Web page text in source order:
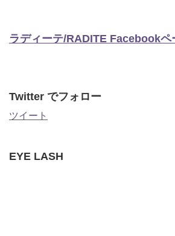
ラディーテ/RADITE Facebookペ
Twitter でフォロー
ツイート
EYE LASH